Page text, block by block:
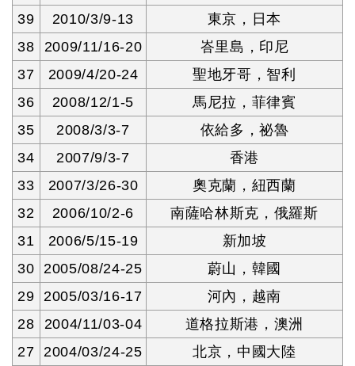
39
2010/3/9-13
東京，日本
38
2009/11/16-20
峇里島，印尼
37
2009/4/20-24
聖地牙哥，智利
36
2008/12/1-5
馬尼拉，菲律賓
35
2008/3/3-7
依給多，祕魯
34
2007/9/3-7
香港
33
2007/3/26-30
奧克蘭，紐西蘭
32
2006/10/2-6
南薩哈林斯克，俄羅斯
31
2006/5/15-19
新加坡
30
2005/08/24-25
蔚山，韓國
29
2005/03/16-17
河內，越南
28
2004/11/03-04
道格拉斯港，澳洲
27
2004/03/24-25
北京，中國大陸